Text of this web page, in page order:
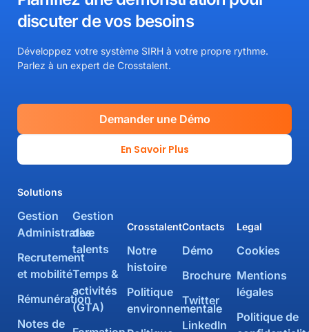
discuter de vos besoins​
Développez votre système SIRH à votre propre rythme.
Parlez à un expert de Crosstalent.
En Savoir Plus
Demander une Démo
Crosstalent
Notre
histoire
Politique
environnementale
Solutions
Gestion
Administrative
Recrutement
et mobilité
Rémunération
Notes de
Gestion
des
talents
Temps &
activités
(GTA)
Contacts
Démo
Brochure
Twitter
LinkedIn
Legal
Cookies
Mentions
légales
Politique de